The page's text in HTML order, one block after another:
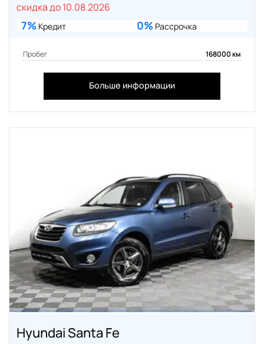
скидка до 10.08.2026
7% Кредит 0% Рассрочка
Пробег 168000 км
Больше информации
Hyundai Santa Fe